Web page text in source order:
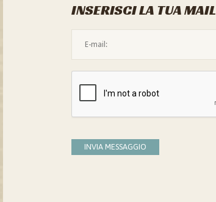
INSERISCI LA TUA MAIL
INVIA MESSAGGIO